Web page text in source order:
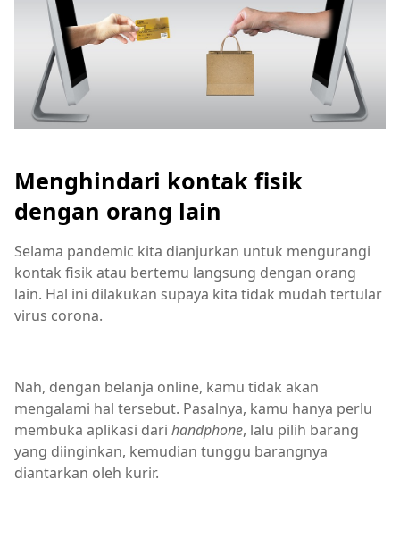
Menghindari kontak fisik
dengan orang lain
Selama pandemic kita dianjurkan untuk mengurangi
kontak fisik atau bertemu langsung dengan orang
lain. Hal ini dilakukan supaya kita tidak mudah tertular
virus corona.
Nah, dengan belanja online, kamu tidak akan
mengalami hal tersebut. Pasalnya, kamu hanya perlu
membuka aplikasi dari handphone, lalu pilih barang
yang diinginkan, kemudian tunggu barangnya
diantarkan oleh kurir.